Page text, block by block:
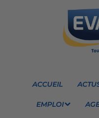
ACCUEIL
EMPLOI